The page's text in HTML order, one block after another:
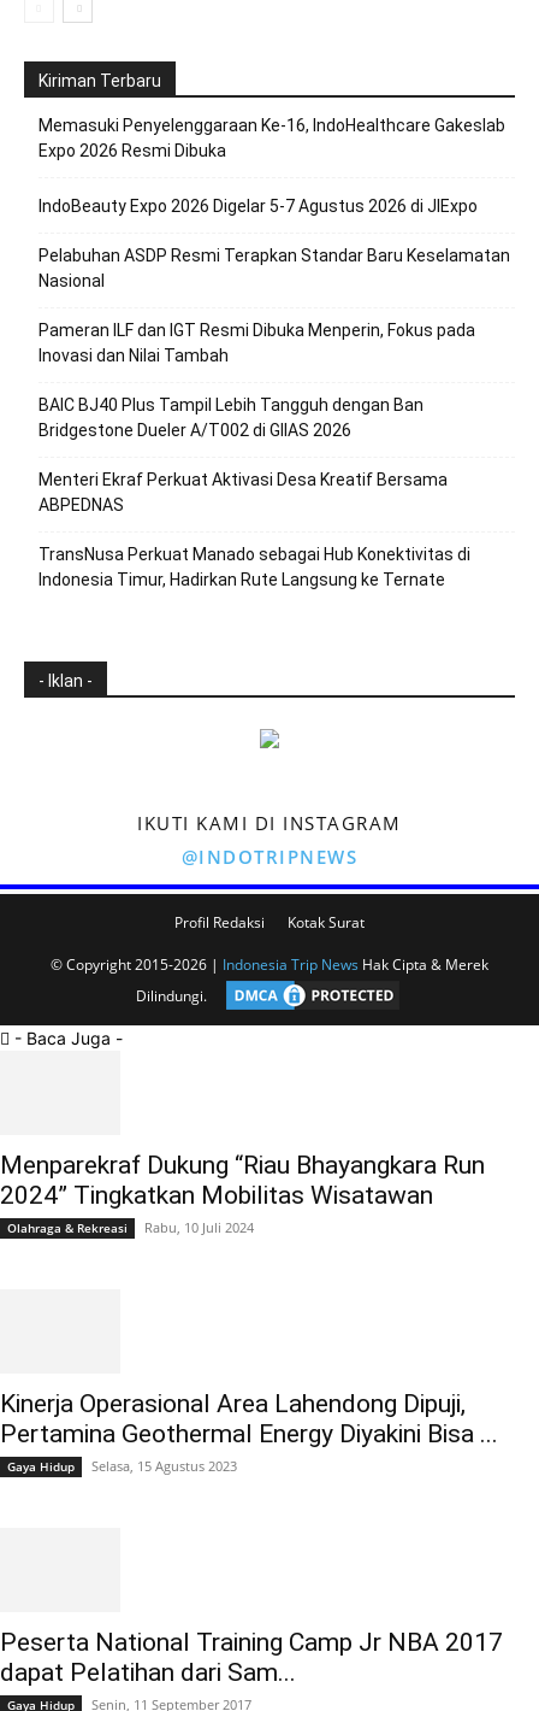
Kiriman Terbaru
Memasuki Penyelenggaraan Ke-16, IndoHealthcare Gakeslab
Expo 2026 Resmi Dibuka
IndoBeauty Expo 2026 Digelar 5-7 Agustus 2026 di JIExpo
Pelabuhan ASDP Resmi Terapkan Standar Baru Keselamatan
Nasional
Pameran ILF dan IGT Resmi Dibuka Menperin, Fokus pada
Inovasi dan Nilai Tambah
BAIC BJ40 Plus Tampil Lebih Tangguh dengan Ban
Bridgestone Dueler A/T002 di GIIAS 2026
Menteri Ekraf Perkuat Aktivasi Desa Kreatif Bersama
ABPEDNAS
TransNusa Perkuat Manado sebagai Hub Konektivitas di
Indonesia Timur, Hadirkan Rute Langsung ke Ternate
- Iklan -
IKUTI KAMI DI INSTAGRAM
@INDOTRIPNEWS
Profil Redaksi Kotak Surat
© Copyright 2015-2026 | Indonesia Trip News Hak Cipta & Merek
Dilindungi.
- Baca Juga -
Menparekraf Dukung “Riau Bhayangkara Run
2024” Tingkatkan Mobilitas Wisatawan
Olahraga & Rekreasi Rabu, 10 Juli 2024
Kinerja Operasional Area Lahendong Dipuji,
Pertamina Geothermal Energy Diyakini Bisa ...
Gaya Hidup Selasa, 15 Agustus 2023
Peserta National Training Camp Jr NBA 2017
dapat Pelatihan dari Sam...
Gaya Hidup Senin, 11 September 2017